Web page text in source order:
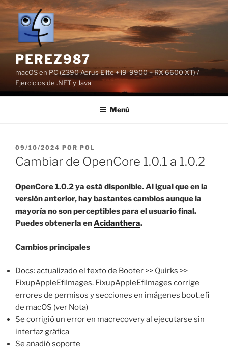
Saltar
contenido
PEREZ987
macOS en PC (Z390 Aorus Elite + i9-9900 + RX 6600 XT) /
Ejercicios de .NET y Java
Menú
PUBLICADO
EL
09/10/2024 POR POL
Cambiar de OpenCore 1.0.1 a 1.0.2
OpenCore 1.0.2 ya está disponible. Al igual que en la
versión anterior, hay bastantes cambios aunque la
mayoría no son perceptibles para el usuario final.
Puedes obtenerla enAcidanthera.
Cambios principales
Docs: actualizado el texto de Booter >> Quirks >>
FixupAppleEfiImages. FixupAppleEfiImages corrige
errores de permisos y secciones en imágenes boot.efi
de macOS (ver Nota)
Se corrigió un error en macrecovery al ejecutarse sin
interfaz gráfica
Se añadió soporte